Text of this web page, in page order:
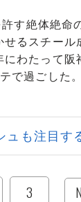
す絶体絶命
るスチール
わたって
で過ごした
も注目す
3